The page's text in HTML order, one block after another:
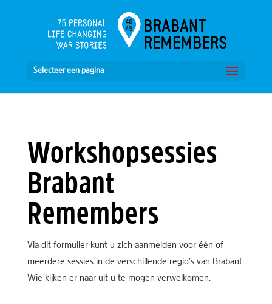
Selecteer een pagina
Workshopsessies
Brabant
Remembers
Via dit formulier kunt u zich aanmelden voor één of
meerdere sessies in de verschillende regio’s van Brabant.
Wie kijken er naar uit u te mogen verwelkomen.